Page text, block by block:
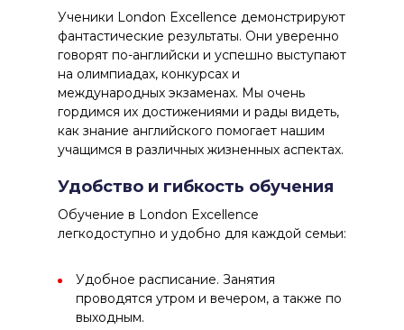
Ученики London Excellence демонстрируют
фантастические результаты. Они уверенно
говорят по-английски и успешно выступают
на олимпиадах, конкурсах и
международных экзаменах. Мы очень
гордимся их достижениями и рады видеть,
как знание английского помогает нашим
учащимся в различных жизненных аспектах.
Удобство и гибкость обучения
Обучение в London Excellence
легкодоступно и удобно для каждой семьи:
Удобное расписание. Занятия
проводятся утром и вечером, а также по
выходным.